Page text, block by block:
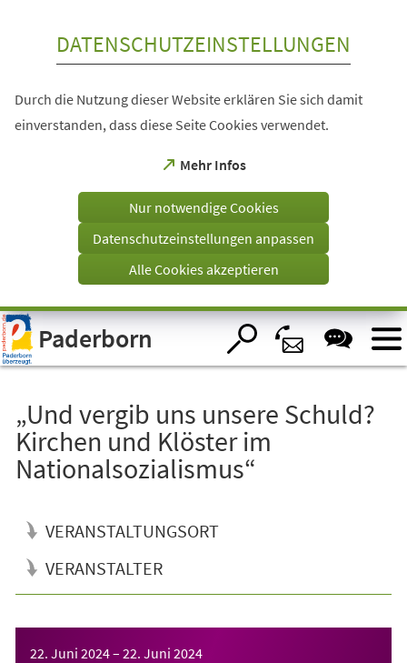
Visuelle
Assistenzsoftware
öffnen.
DATENSCHUTZEINSTELLUNGEN
Durch die Nutzung dieser Website erklären Sie sich damit
einverstanden, dass diese Seite Cookies verwendet.
Mehr Infos
(Öffnet
einem
Tab)
Nur notwendige Cookies
Datenschutzeinstellungen anpassen
Alle Cookies akzeptieren
Paderborn
„Und vergib uns unsere Schuld?
Kirchen und Klöster im
Nationalsozialismus“
VERANSTALTUNGSORT
VERANSTALTER
22. Juni 2024– 22. Juni 2024